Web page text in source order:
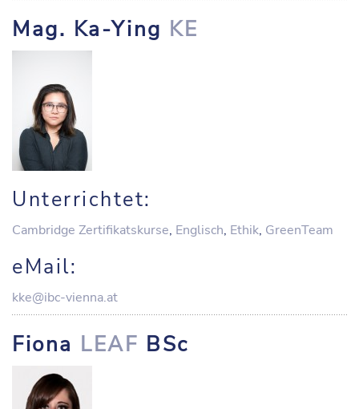
Mag. Ka-Ying KE
Unterrichtet:
Cambridge Zertifikatskurse, Englisch, Ethik, GreenTeam
eMail:
kke@ibc-vienna.at
Fiona LEAF BSc